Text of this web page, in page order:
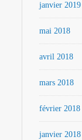
janvier 2019
mai 2018
avril 2018
mars 2018
février 2018
janvier 2018